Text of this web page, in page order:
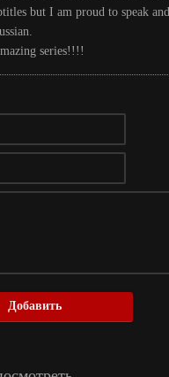
but I am proud to speak and
series!!!!
Добавить